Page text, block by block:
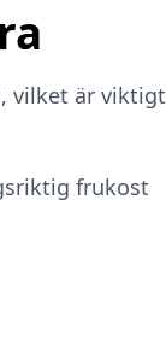
vilket är viktigt
frukost